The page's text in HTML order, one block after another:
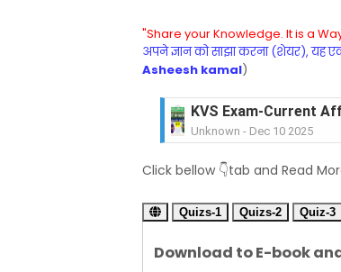
"Share your Knowledge. It is a
अपने ज्ञान को साझा करना (शेयर), यह
Asheesh kamal)
KVS Exam-Current
Unknown - Dec 10 2025
Unknown- Dec 09 2025
KVS Exam-Current
Unknown-Dec 08 2025
Unknown-Dec 07 2025
Click bellow 👇tab and Read
Quizs-1 Quizs-2 Quiz-3
Download to E-book